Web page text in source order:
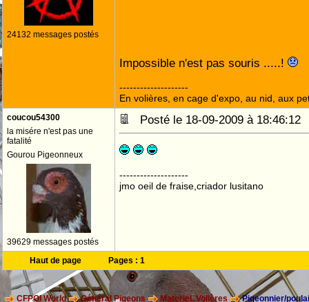
24132 messages postés
Impossible n'est pas souris .....!
--------------------
En volières, en cage d'expo, au nid, aux
coucou54300
la misére n'est pas une
fatalité
Gourou Pigeonneux
39629 messages postés
Posté le 18-09-2009 à
--------------------
jmo oeil de fraise,criador lusitano
Haut de page Pages : 1
CFPOI World Général Pigeons Materiel, Volières Pigeonnier/